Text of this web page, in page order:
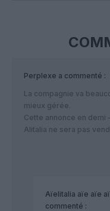
Perplexe a commenté :
La compagnie va
mieux gérée.
Cette annonce en demi
Alitalia ne sera pas
Aïelitalia aïe aïe
commenté :